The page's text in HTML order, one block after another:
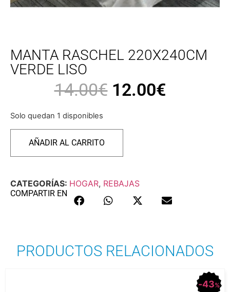
MANTA RASCHEL 220X240CM
VERDE LISO
14.00€ 12.00€
Solo quedan 1 disponibles
AÑADIR AL CARRITO
CATEGORÍAS: HOGAR, REBAJAS
COMPARTIR EN
PRODUCTOS RELACIONADOS
43%